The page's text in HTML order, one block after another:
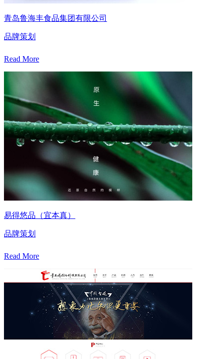
青岛鲁海丰食品集团有限公司
品牌策划
Read More
易得悠品（宜本真）
品牌策划
Read More